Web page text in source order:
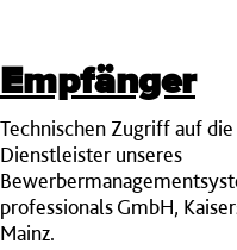
Empfänger
Technischen Zugriff auf
Dienstleister unseres
professionals GmbH,
Mainz.